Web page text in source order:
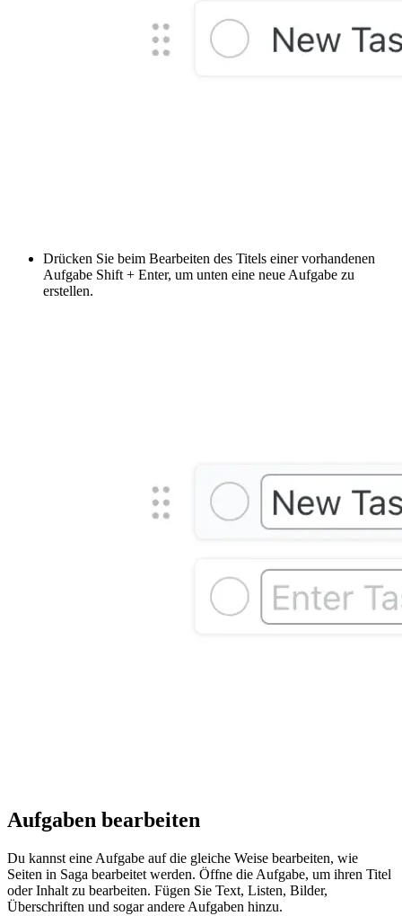
Drücken Sie beim Bearbeiten des Titels einer vorhandenen
Aufgabe Shift + Enter, um unten eine neue Aufgabe zu
erstellen.
Aufgaben bearbeiten
Du kannst eine Aufgabe auf die gleiche Weise bearbeiten, wie
Seiten in Saga bearbeitet werden. Öffne die Aufgabe, um ihren Titel
oder Inhalt zu bearbeiten. Fügen Sie Text, Listen, Bilder,
Überschriften und sogar andere Aufgaben hinzu.